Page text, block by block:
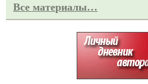
Все материалы…